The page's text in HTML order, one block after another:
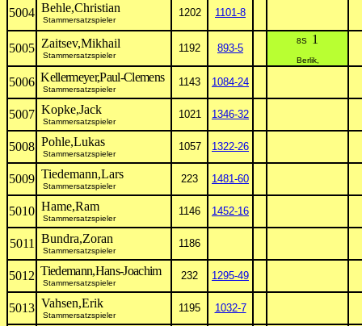
5004 Behle,Christian
Stammersatzspieler
1202 1101-8
5005 Zaitsev,Mikhail
Stammersatzspieler
1192 893-5
8S 1
Berlik,
5006 Kellermeyer,Paul-Clemens
Stammersatzspieler
1143 1084-24
5007 Kopke,Jack
Stammersatzspieler
1021 1346-32
5008 Pohle,Lukas
Stammersatzspieler
1057 1322-26
5009 Tiedemann,Lars
Stammersatzspieler
223 1481-60
5010 Hame,Ram
Stammersatzspieler
1146 1452-16
5011 Bundra,Zoran
Stammersatzspieler
1186
5012 Tiedemann,Hans-Joachim
Stammersatzspieler
232 1295-49
5013 Vahsen,Erik
Stammersatzspieler
1195 1032-7